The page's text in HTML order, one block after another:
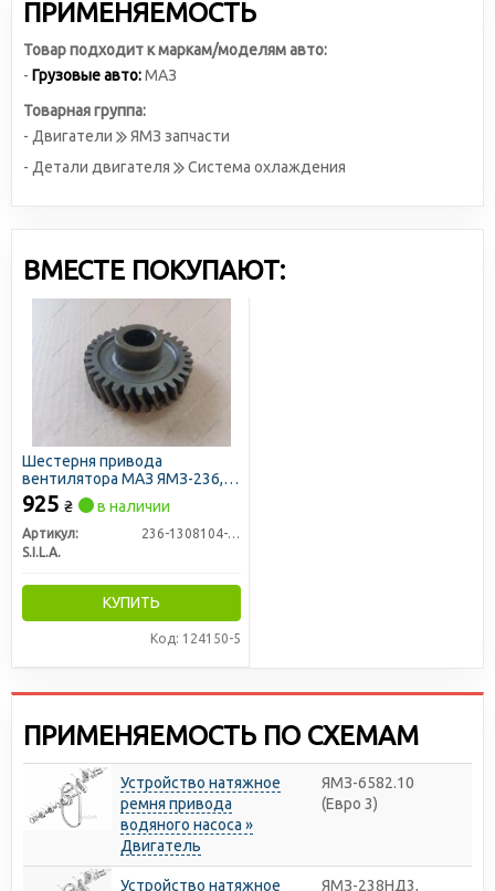
ПРИМЕНЯЕМОСТЬ
Товар подходит к маркам/моделям авто:
- Грузовые авто:МАЗ
Товарная группа:
- Двигатели
ЯМЗ запчасти
- Детали двигателя
Система охлаждения
ВМЕСТЕ ПОКУПАЮТ:
Шестерня привода
вентилятора МАЗ ЯМЗ-236,
238, 7511 (S.I.L.A. AC)
925 ₴ в наличии
Артикул:
236-1308104-Б2
S.I.L.A.
КУПИТЬ
Код: 124150-5
ПРИМЕНЯЕМОСТЬ ПО СХЕМАМ
Устройство натяжное
ремня привода
водяного насоса »
Двигатель
ЯМЗ-6582.10
(Евро 3)
Устройство натяжное
ЯМЗ-238НД3,